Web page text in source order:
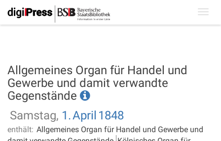
Allgemeines Organ für Handel und
Gewerbe und damit verwandte
Gegenstände
Samstag, 1.April 1848
enthält: Allgemeines Organ für Handel und Gewerbe und